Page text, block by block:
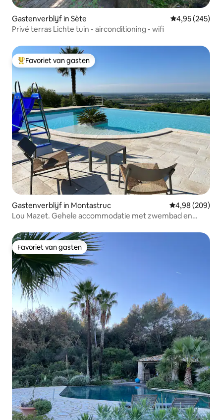
Gastenverblijf in Sète Gemiddelde
4,95 (245)
Privé terras Lichte tuin - airconditioning - wifi
Topfavoriet van gasten
Favoriet van gasten
Gastenverblijf in Montastruc Gemiddelde
4,98 (209)
Lou Mazet. Gehele accommodatie met zwembad en
Favoriet van gasten
Favoriet van gasten